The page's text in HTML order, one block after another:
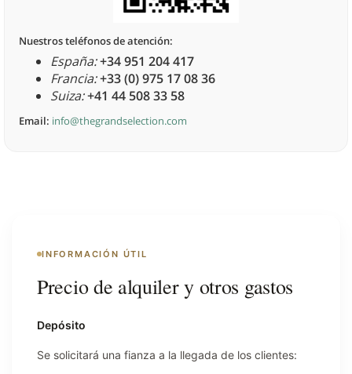
Nuestros teléfonos de atención:
España:+34 951 204 417
Francia:+33 (0) 975 17 08 36
Suiza:+41 44 508 33 58
Email: info@thegrandselection.com
INFORMACIÓN ÚTIL
Precio de alquiler y otros gastos
Depósito
Se solicitará una fianza a la llegada de los clientes: